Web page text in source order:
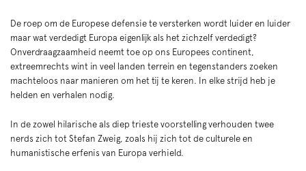
De roep om de Europese defensie te versterken wordt luider en luider
maar wat verdedigt Europa eigenlijk als het zichzelf verdedigt?
Onverdraagzaamheid neemt toe op ons Europees continent,
extreemrechts wint in veel landen terrein en tegenstanders zoeken
machteloos naar manieren om het tij te keren. In elke strijd heb je
helden en verhalen nodig.
In de zowel hilarische als diep trieste voorstelling verhouden twee
nerds zich tot Stefan Zweig, zoals hij zich tot de culturele en
humanistische erfenis van Europa verhield.